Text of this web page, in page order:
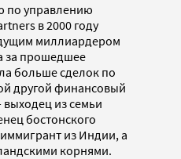
по управлению
в 2000 году
миллиардером
за прошедшее
больше сделок по
другой финансовый
из семьи
бостонского
из Индии, а
корнями.